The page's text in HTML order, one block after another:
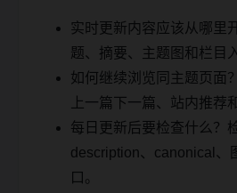
实时更新内容应该从哪里
题、摘要、主题图和栏目
如何继续浏览同主题页面
上一篇下一篇、站内推荐
每日更新后要检查什么？
description、canonical、
口。